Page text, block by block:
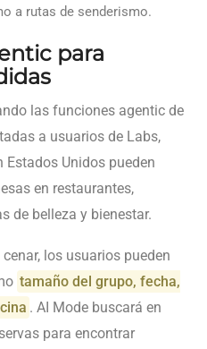
a rutas de senderismo.
para
las funciones agentic de
a usuarios de Labs,
Unidos pueden
en restaurantes,
de belleza y bienestar.
los usuarios pueden
tamaño del grupo, fecha,
. AI Mode buscará en
para encontrar